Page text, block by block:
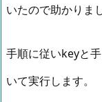
いたので助かりま
手順に従いkeyと
いて実行します。